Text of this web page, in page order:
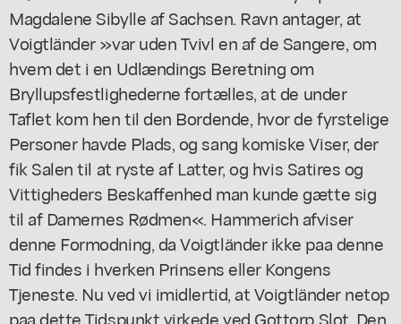
Magdalene Sibylle af Sachsen. Ravn antager, at
Voigtländer »var uden Tvivl en af de Sangere, om
hvem det i en Udlændings Beretning om
Bryllupsfestlighederne fortælles, at de under
Taflet kom hen til den Bordende, hvor de fyrstelige
Personer havde Plads, og sang komiske Viser, der
fik Salen til at ryste af Latter, og hvis Satires og
Vittigheders Beskaffenhed man kunde gætte sig
til af Damernes Rødmen«. Hammerich afviser
denne Formodning, da Voigtländer ikke paa denne
Tid findes i hverken Prinsens eller Kongens
Tjeneste. Nu ved vi imidlertid, at Voigtländer netop
paa dette Tidspunkt virkede ved Gottorp Slot. Den